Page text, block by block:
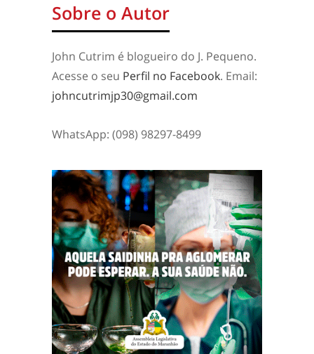
Sobre o Autor
John Cutrim é blogueiro do J. Pequeno.
Acesse o seu Perfil no Facebook. Email:
johncutrimjp30@gmail.com
WhatsApp: (098) 98297-8499